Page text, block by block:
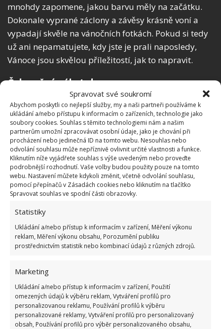
Spravovat své soukromí
Abychom poskytli co nejlepší služby, my a naši partneři používáme k
ukládání a/nebo přístupu k informacím o zařízeních, technologie jako
soubory cookies. Souhlas s těmito technologiemi nám a našim
partnerům umožní zpracovávat osobní údaje, jako je chování při
procházení nebo jedinečná ID na tomto webu. Nesouhlas nebo
odvolání souhlasu může nepříznivě ovlivnit určité vlastnosti a funkce.
Kliknutím níže vyjádřete souhlas s výše uvedeným nebo proveďte
podrobnější rozhodnutí. Vaše volby budou použity pouze na tomto
webu. Nastavení můžete kdykoli změnit, včetně odvolání souhlasu,
pomocí přepínačů v Zásadách cookies nebo kliknutím na tlačítko
Spravovat souhlas ve spodní části obrazovky.
Statistiky
Ukládání a/nebo přístup k informacím v zařízení, Měření výkonu
reklam, Měření výkonu obsahu, Porozumění publiku
prostřednictvím statistik nebo kombinací údajů z různých zdrojů.
Marketing
Ukládání a/nebo přístup k informacím v zařízení, Použití
omezených údajů k výběru reklam, Vytváření profilů pro
personalizovanou reklamu, Používání profilů k výběru
personalizované reklamy, Vytváření profilů pro personalizovaný
obsah, Používání profilů pro výběr personalizovaného obsahu,
mnohdy zapomene, jakou barvu měly na začátku.
Dokonale vyprané záclony a závěsy krásně voní a
vypadají skvěle na vánočních fotkách. Pokud si tedy
už ani nepamatujete, kdy jste je prali naposledy,
Vánoce jsou skvělou příležitostí, jak to napravit.
Čalouněný nábytek
Další činnost, kterou stačí vykonávat jednou za rok.
Tedy za předpokladu, že nemáte malé děti a
slintající domácí mazlíčky. Nejideálnější je najmout
si na čištění nábytku profesionály. Nehrozí riziko, že
by se vám na nábytku vytvořily nevzhledné mapy a
vyčistí i velmi odolné skvrny. Jen pozor! Stejný nápad
jako vy, bude mít před Vánoci spousta lidí. Je tedy
dost pravděpodobné, že nenajdete volný termín.
Hloubkové čištění koberců
Podobně jako čalouněný nábytek i vaše koberce je
profesionály, nebo si pronajměte alespoň
profesionální stroj na čištění koberců. Koberce
uschnou rychleji a budou dokonale čisté.